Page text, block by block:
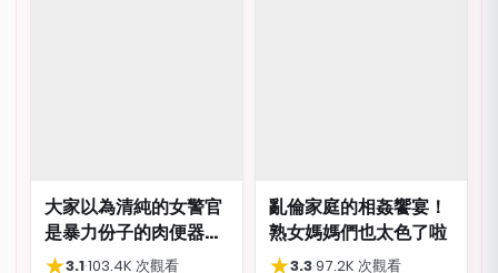
大家以為清純的女警官
是暴力份子的肉便器，
肛交多P都可以
★3.1·103.4K 次觀看
亂倫家庭的相姦饗宴！
熟女媽媽們也太色了啦
★3.3·97.2K 次觀看